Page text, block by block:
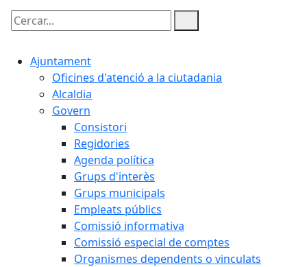
Cercar:
Ajuntament
Oficines d'atenció a la ciutadania
Alcaldia
Govern
Consistori
Regidories
Agenda política
Grups d'interès
Grups municipals
Empleats públics
Comissió informativa
Comissió especial de comptes
Organismes dependents o vinculats